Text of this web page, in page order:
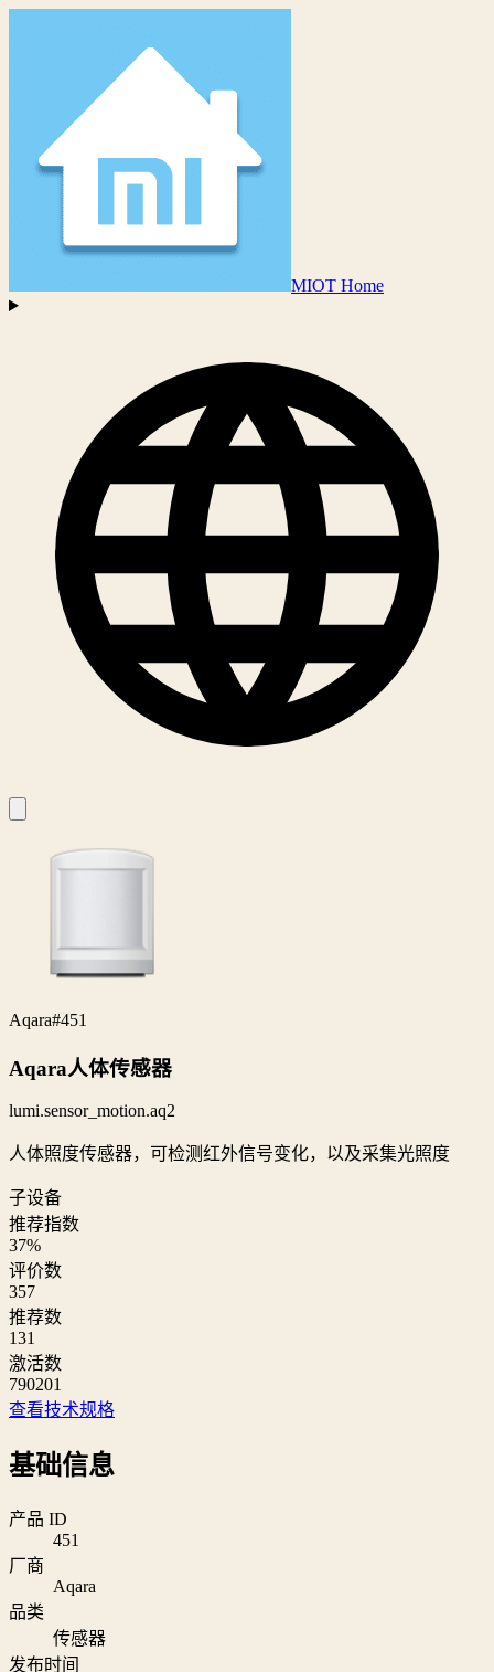
MIOT Home
Aqara#451
Aqara人体传感器
lumi.sensor_motion.aq2
人体照度传感器，可检测红外信号变化，以及采集光照度
子设备
推荐指数
37%
评价数
357
推荐数
131
激活数
790201
查看技术规格
基础信息
产品 ID
451
厂商
Aqara
品类
传感器
发布时间